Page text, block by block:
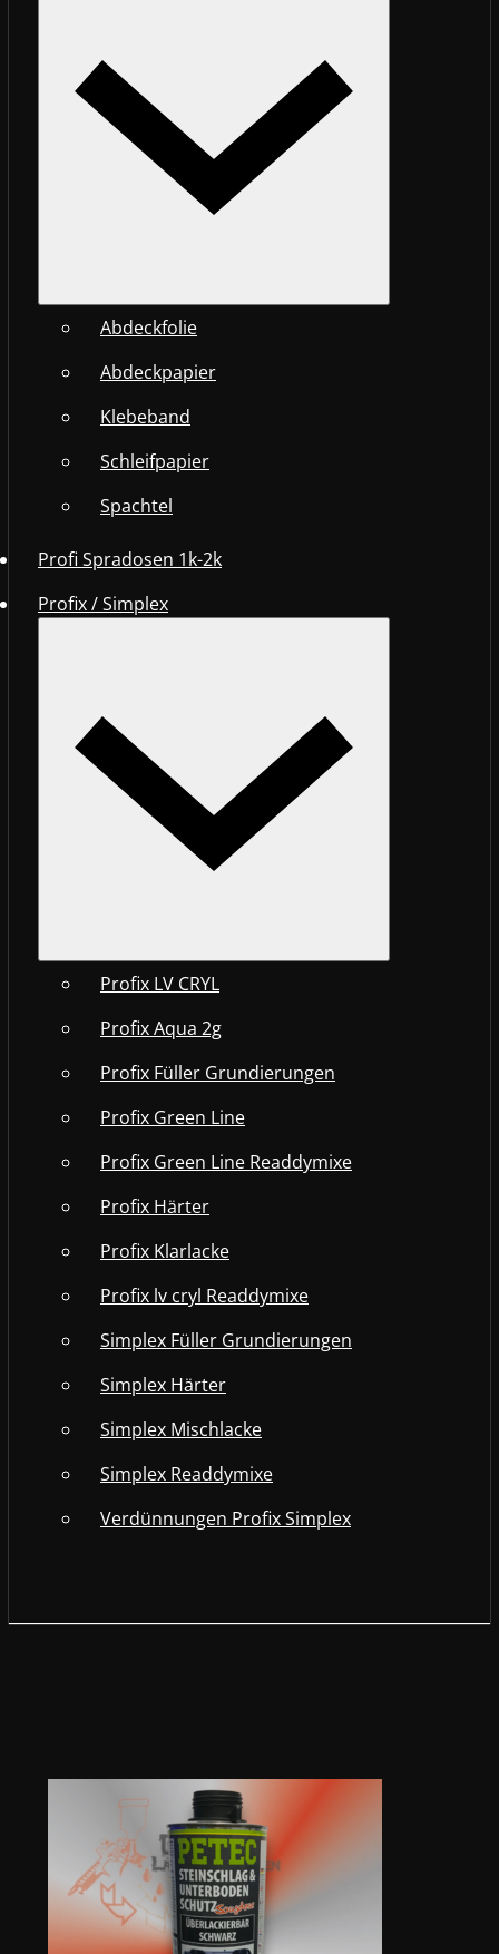
Abdeckfolie
Abdeckpapier
Klebeband
Schleifpapier
Spachtel
Profi Spradosen 1k-2k
Profix / Simplex
Profix LV CRYL
Profix Aqua 2g
Profix Füller Grundierungen
Profix Green Line
Profix Green Line Readdymixe
Profix Härter
Profix Klarlacke
Profix lv cryl Readdymixe
Simplex Füller Grundierungen
Simplex Härter
Simplex Mischlacke
Simplex Readdymixe
Verdünnungen Profix Simplex